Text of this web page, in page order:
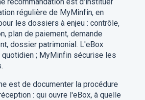
régulière de MyMinfin, en
les dossiers à enjeu : contrôle,
plan de paiement, demande
dossier patrimonial. L'eBox
; MyMinfin sécurise les
est de documenter la procédure
: qui ouvre l'eBox, à quelle